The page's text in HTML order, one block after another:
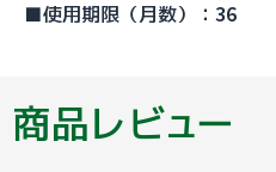
■使用期限（月数）：36
商品レビュー